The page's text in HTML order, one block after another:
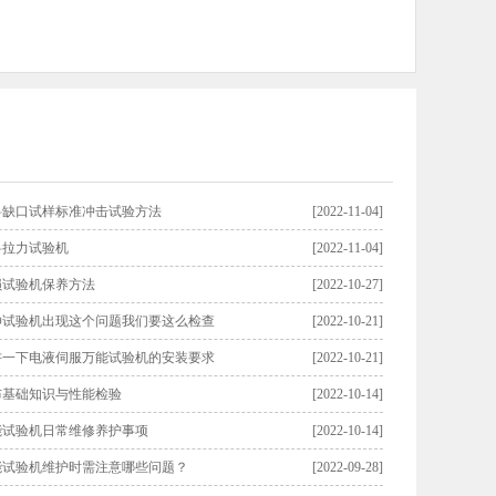
[2022-11-04]
口试样标准冲击试验方法
[2022-11-04]
力试验机
[2022-10-27]
验机保养方法
[2022-10-21]
验机出现这个问题我们要这么检查
[2022-10-21]
下电液伺服万能试验机的安装要求
[2022-10-14]
础知识与性能检验
[2022-10-14]
验机日常维修养护事项
[2022-09-28]
验机维护时需注意哪些问题？